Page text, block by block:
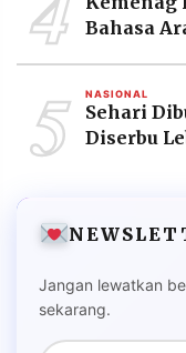
Bahasa
5 NASIONAL
Sehari
Diserbu
Jangan lewatkan
sekarang.